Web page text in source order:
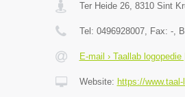
Ter Heide 26, 8310 Sint
Tel: 0496928007, Fax: -,
E-mail › Taallab
Website: https://www.taal-